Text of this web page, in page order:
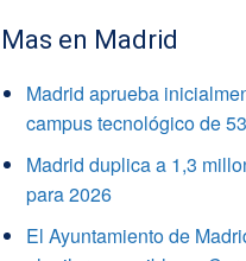
Mas en Madrid
Madrid aprueba
campus tecnológico de
Madrid duplica a 1,3
para 2026
El Ayuntamiento de